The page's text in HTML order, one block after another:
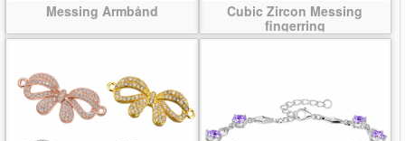
Messing Armbånd
Cubic Zircon Messing
fingerring